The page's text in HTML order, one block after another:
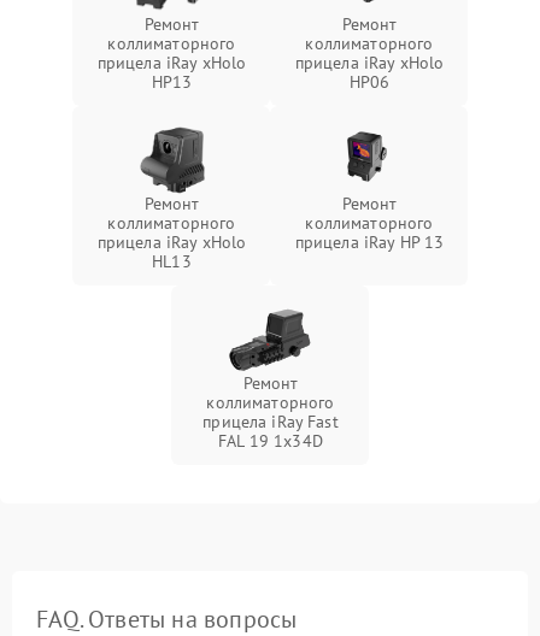
Ремонт
коллиматорного
прицела iRay xHolo
HP13
Ремонт
коллиматорного
прицела iRay xHolo
HP06
Ремонт
коллиматорного
прицела iRay xHolo
HL13
Ремонт
коллиматорного
прицела iRay HP 13
Ремонт
коллиматорного
прицела iRay Fast
FAL 19 1x34D
FAQ. Ответы на вопросы